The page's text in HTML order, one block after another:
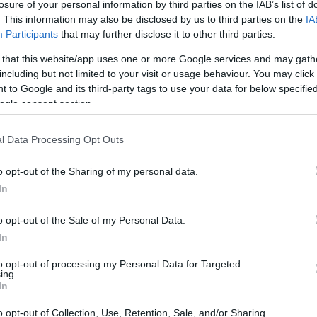
of your personal information by third parties on the IAB’s list of
This information may also be disclosed by us to third parties on the
Participants that may further disclose it to other third parties.
that this website/app uses one or more Google services and may
but not limited to your visit or usage behaviour. You may
to Google and its third-party tags to use your data for below
consent section.
Data Processing Opt Outs
opt-out of the Sharing of my personal data.
opt-out of the Sale of my Personal Data.
opt-out of processing my Personal Data for Targeted
opt-out of Collection, Use, Retention, Sale, and/or Sharing
próximo 20 de febrero. Un parche…
Planet 2: Nuevas imágenes y
para Xbox 360
mayo, 2020
de ver el excelente trailer de Lost Planet 2, estamos
por Capcom, sabemos que el juego se está desarrollando
of Persia: Se retrasa la
retrasada su fecha de lanzamiento. Ubisoft ha informado que
inicialmente programada para hoy se aplaza hasta el